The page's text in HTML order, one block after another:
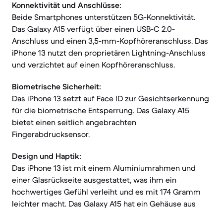
Konnektivität und Anschlüsse:
Beide Smartphones unterstützen 5G-Konnektivität.
Das Galaxy A15 verfügt über einen USB-C 2.0-
Anschluss und einen 3,5-mm-Kopfhöreranschluss. Das
iPhone 13 nutzt den proprietären Lightning-Anschluss
und verzichtet auf einen Kopfhöreranschluss.
Biometrische Sicherheit:
Das iPhone 13 setzt auf Face ID zur Gesichtserkennung
für die biometrische Entsperrung. Das Galaxy A15
bietet einen seitlich angebrachten
Fingerabdrucksensor.
Design und Haptik:
Das iPhone 13 ist mit einem Aluminiumrahmen und
einer Glasrückseite ausgestattet, was ihm ein
hochwertiges Gefühl verleiht und es mit 174 Gramm
leichter macht. Das Galaxy A15 hat ein Gehäuse aus